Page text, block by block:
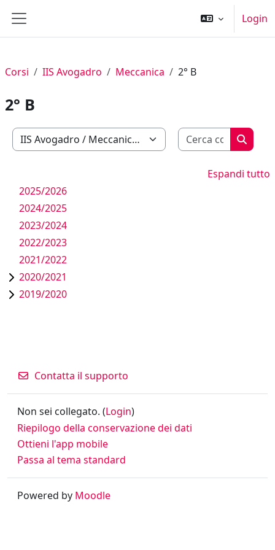
Pannello laterale
Login
Corsi IIS Avogadro Meccanica 2° B
2° B
Categorie di corso
Cerca
Cerca
Espandi tutto
2025/2026
2024/2025
2023/2024
2022/2023
2021/2022
2020/2021
2019/2020
Contatta il supporto
Non sei collegato. (Login)
Riepilogo della conservazione dei dati
Ottieni l'app mobile
Passa al tema standard
Powered by Moodle